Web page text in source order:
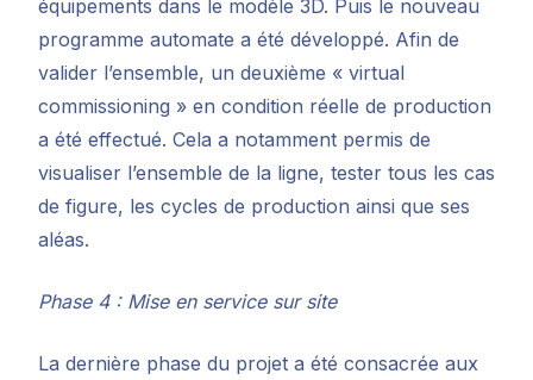
équipements dans le modèle 3D. Puis le nouveau
programme automate a été développé. Afin de
valider l’ensemble, un deuxième « virtual
commissioning » en condition réelle de production
a été effectué. Cela a notamment permis de
visualiser l’ensemble de la ligne, tester tous les cas
de figure, les cycles de production ainsi que ses
aléas.
Phase 4 : Mise en service sur site
La dernière phase du projet a été consacrée aux